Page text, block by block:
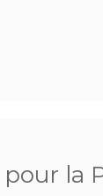
la